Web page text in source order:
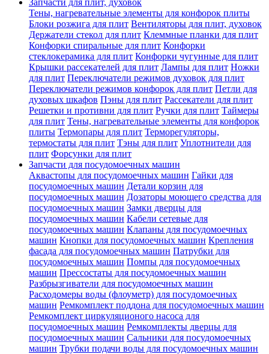
Запчасти для плит, духовок
Тены, нагревательные элементы для конфорок плиты
Блоки розжига для плит Вентиляторы для плит, духовок
Держатели стекол для плит Клеммные планки для плит
Конфорки спиральные для плит Конфорки
стеклокерамика для плит Конфорки чугунные для плит
Крышки рассекателей для плит Лампы для плит Ножки
для плит Переключатели режимов духовок для плит
Переключатели режимов конфорок для плит Петли для
духовых шкафов Пэны для плит Рассекатели для плит
Решетки и противни для плит Ручки для плит Таймеры
для плит Тены, нагревательные элементы для конфорок
плиты Термопары для плит Терморегуляторы,
термостаты для плит Тэны для плит Уплотнители для
плит Форсунки для плит
Запчасти для посудомоечных машин
Аквастопы для посудомоечных машин Гайки для
посудомоечных машин Детали корзин для
посудомоечных машин Дозаторы моющего средства для
посудомоечных машин Замки дверцы для
посудомоечных машин Кабели сетевые для
посудомоечных машин Клапаны для посудомоечных
машин Кнопки для посудомоечных машин Крепления
фасада для посудомоечных машин Патрубки для
посудомоечных машин Помпы для посудомоечных
машин Прессостаты для посудомоечных машин
Разбрызгиватели для посудомоечных машин
Расходомеры воды (флоуметр) для посудомоечных
машин Ремкомплект поддона для посудомоечных машин
Ремкомплект циркуляционого насоса для
посудомоечных машин Ремкомплекты дверцы для
посудомоечных машин Сальники для посудомоечных
машин Трубки подачи воды для посудомоечных машин